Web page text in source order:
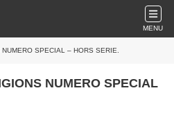
MENU
SPECIAL – HORS SERIE.
NUMERO SPECIAL